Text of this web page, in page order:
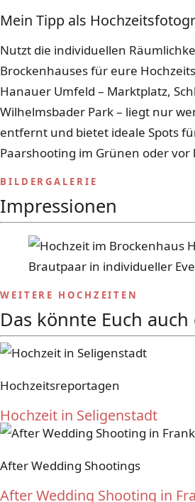
Mein Tipp als
Nutzt die individuellen
Brockenhauses für eure
Hanauer Umfeld – Marktplatz,
Wilhelmsbader Park – liegt nur
entfernt und bietet ideale Spots
Paarshooting im Grünen oder vor
BILDERGALERIE
Impressionen
WEITERE HOCHZEITEN
Das könnte Euch
Hochzeitsreportagen
Hochzeit in Seligenstadt
After Wedding Shootings
After Wedding Shooting in